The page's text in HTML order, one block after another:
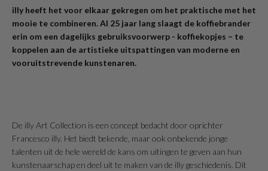
illy heeft het voor elkaar gekregen om het praktische met het
mooie te combineren. Al 25 jaar lang slaagt de koffiebrander
erin om een dagelijks gebruiksvoorwerp - koffiekopjes – te
koppelen aan de artistieke uitspattingen van moderne en
vooruitstrevende kunstenaren.
De illy Art Collection is een concept bedacht door oprichter
Francesco illy. Het biedt bekende, maar ook onbekende jonge
talenten uit de hele wereld de kans om uitingen te geven aan hun
kunstenaarschap en deel uit te maken van de illy geschiedenis. Dit